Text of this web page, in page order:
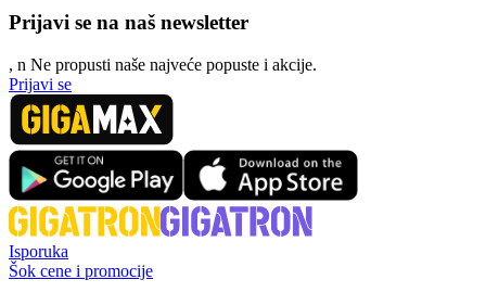
Prijavi se na naš newsletter
, n Ne propusti naše najveće popuste i akcije.
Prijavi se
Isporuka
Šok cene i promocije